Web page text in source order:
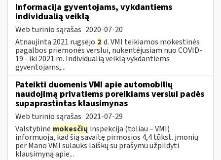
Informacija gyventojams, vykdantiems
individualią veiklą
Web turinio sąrašas 2020-07-20
Atnaujinta 2021 rugsėjo 2 d. VMI teikiamos mokestinės
pagalbos priemonės verslui, nukentėjusiam nuo COVID-
19 - iki 2021 m. Individualią veiklą vykdantiems
gyventojams,...
Pateikti duomenis VMI apie automobilių
naudojimą privatiems poreikiams verslui padės
supaprastintas klausimynas
Web turinio sąrašas 2021-07-29
Valstybinė mokesčių inspekcija (toliau – VMI)
informuoja, kad šią savaitę pirmosios 4,4 tūkst. įmonių
per Mano VMI sulauks laiškų su prašymu užpildyti
klausimyną apie...